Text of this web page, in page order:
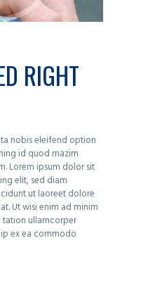
RIGHT
nobis eleifend option
id quod mazim
Lorem ipsum dolor sit
elit, sed diam
ut laoreet dolore
Ut wisi enim ad minim
tation ullamcorper
ex ea commodo